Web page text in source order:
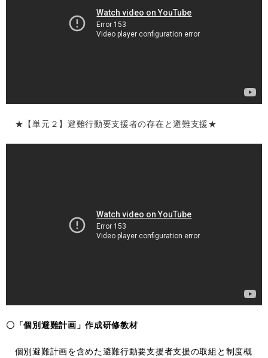
★【単元２】避難行動要支援者の存在と避難支援★
〇「個別避難計画」作成研修教材
個別避難計画を含めた避難行動要支援者支援の取組と制度概